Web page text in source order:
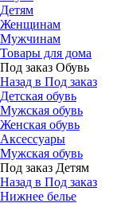
Детям
Женщинам
Мужчинам
Товары для дома
Под заказ Обувь
Назад в Под заказ
Детская обувь
Мужская обувь
Женская обувь
Аксессуары
Мужская обувь
Под заказ Детям
Назад в Под заказ
Нижнее белье